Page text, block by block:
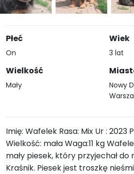
Płeć
On
Wielkość
Mały
Wiek
3 lat
Nowy
Imię: Wafelek Rasa: Mix Ur : 2023
Wielkość: mała Waga:11 kg
mały piesek, który przyjechał do
Kraśnik. Piesek jest troszkę